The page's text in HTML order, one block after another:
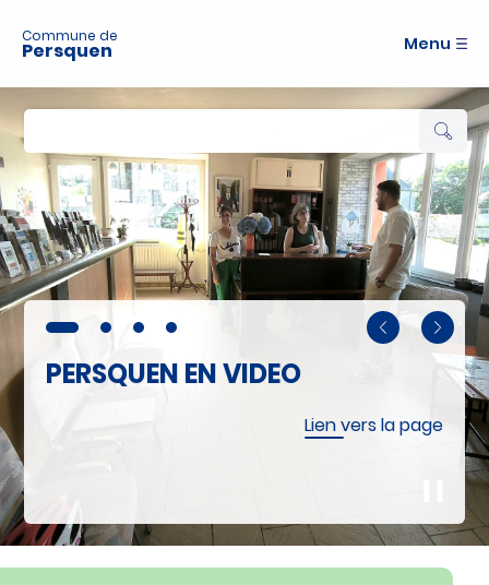
e
a
u
m
e
n
u
A
c
d
e
r
a
u
c
o
n
Commune de
Persquen Menu
PERSQUEN EN VIDEO
Lien vers la page